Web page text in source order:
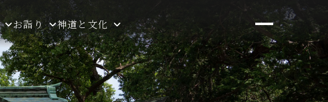
お詣り 神道と文化